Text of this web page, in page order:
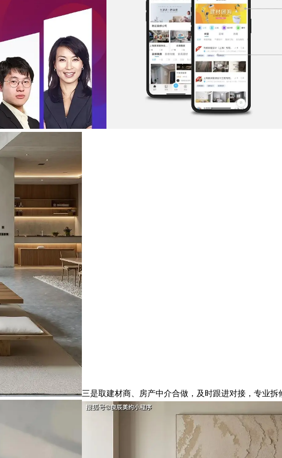
三是取建材商、房产中介合做，及时跟进对接，专业拆